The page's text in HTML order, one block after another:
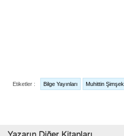
Etiketler : Bilge Yayınları Muhittin Şimşek